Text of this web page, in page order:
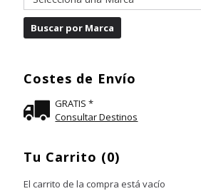
Costes de Envío
GRATIS *
Consultar Destinos
Tu Carrito (0)
El carrito de la compra está vacío